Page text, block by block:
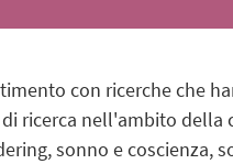
con ricerche che
ricerca nell'ambito della
sonno e coscienza,